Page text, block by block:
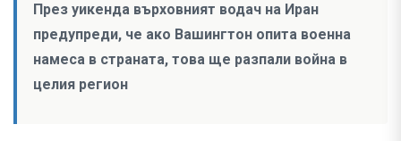
През уикенда върховният водач на Иран
предупреди, че ако Вашингтон опита военна
намеса в страната, това ще разпали война в
целия регион